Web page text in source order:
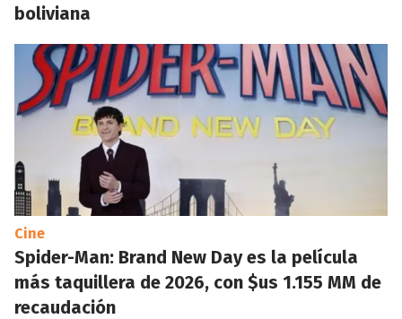
boliviana
Cine
Spider-Man: Brand New Day es la película
más taquillera de 2026, con $us 1.155 MM de
recaudación